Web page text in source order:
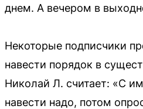
днем. А вечером в
Некоторые подписчики
навести порядок в
Николай Л. считает: «С
навести надо, потом